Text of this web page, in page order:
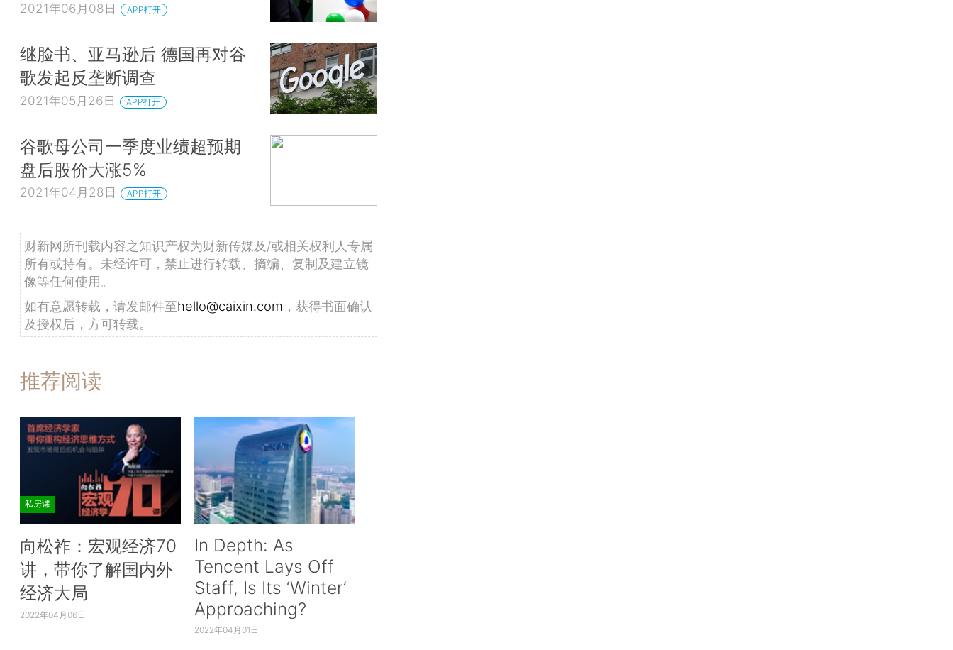
2021年06月08日 APP打开
继脸书、亚马逊后 德国再对谷
歌发起反垄断调查
2021年05月26日 APP打开
谷歌母公司一季度业绩超预期
盘后股价大涨5%
2021年04月28日 APP打开
财新网所刊载内容之知识产权为财新传媒及/或相关权利人专属
所有或持有。未经许可，禁止进行转载、摘编、复制及建立镜
像等任何使用。
如有意愿转载，请发邮件至hello@caixin.com ，获得书面确认
及授权后，方可转载。
推荐阅读
私房课
向松祚：宏观经济70
讲，带你了解国内外
经济大局
2022年04月06日
In Depth: As
Tencent Lays Off
Staff, Is Its ‘Winter’
Approaching?
2022年04月01日